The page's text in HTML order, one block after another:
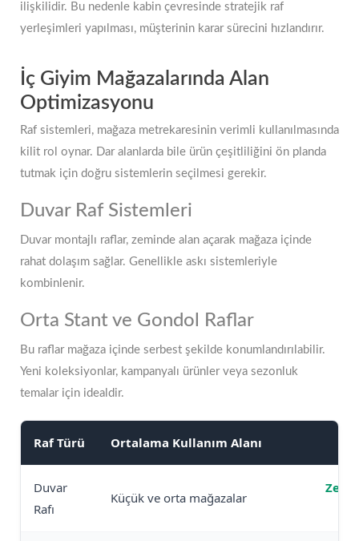
ilişkilidir. Bu nedenle kabin çevresinde stratejik raf
yerleşimleri yapılması, müşterinin karar sürecini hızlandırır.
İç Giyim Mağazalarında Alan
Optimizasyonu
Raf sistemleri, mağaza metrekaresinin verimli kullanılmasında
kilit rol oynar. Dar alanlarda bile ürün çeşitliliğini ön planda
tutmak için doğru sistemlerin seçilmesi gerekir.
Duvar Raf Sistemleri
Duvar montajlı raflar, zeminde alan açarak mağaza içinde
rahat dolaşım sağlar. Genellikle askı sistemleriyle
kombinlenir.
Orta Stant ve Gondol Raflar
Bu raflar mağaza içinde serbest şekilde konumlandırılabilir.
Yeni koleksiyonlar, kampanyalı ürünler veya sezonluk
temalar için idealdir.
Raf Türü Ortalama Kullanım Alanı
Duvar
Rafı
Küçük ve orta mağazalar